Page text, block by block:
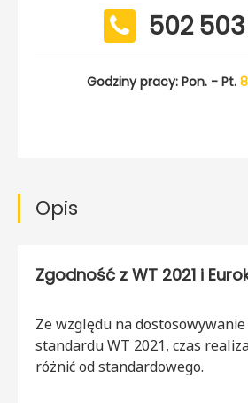
502
Godziny pracy: Pon. - Pt.
Opis
Zgodność z WT 2021 i
Ze względu na
standardu WT 2021, czas
różnić od standardowego.